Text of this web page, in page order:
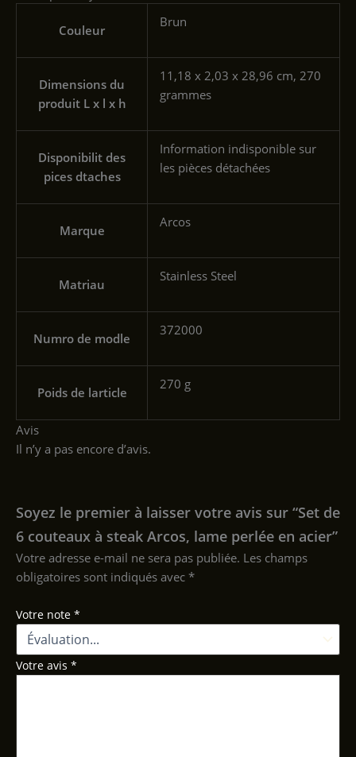
Couleur
‎Brun
Dimensions du
produit L x l x h
‎11,18 x 2,03 x 28,96 cm, 270
grammes
Disponibilit des
pices dtaches
‎Information indisponible sur
les pièces détachées
Marque
‎Arcos
Matriau
‎Stainless Steel
Numro de modle
‎372000
Poids de larticle
‎270 g
Avis
Il n’y a pas encore d’avis.
Soyez le premier à laisser votre avis sur “Set de
6 couteaux à steak Arcos, lame perlée en acier”
Votre adresse e-mail ne sera pas publiée. Les champs
obligatoires sont indiqués avec *
Votre note *
Votre avis *